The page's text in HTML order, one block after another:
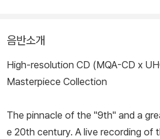
음반소개
High-resolution CD (MQA-CD x
Masterpiece Collection
The pinnacle of the "9th" and a
e 20th century. A live recording of